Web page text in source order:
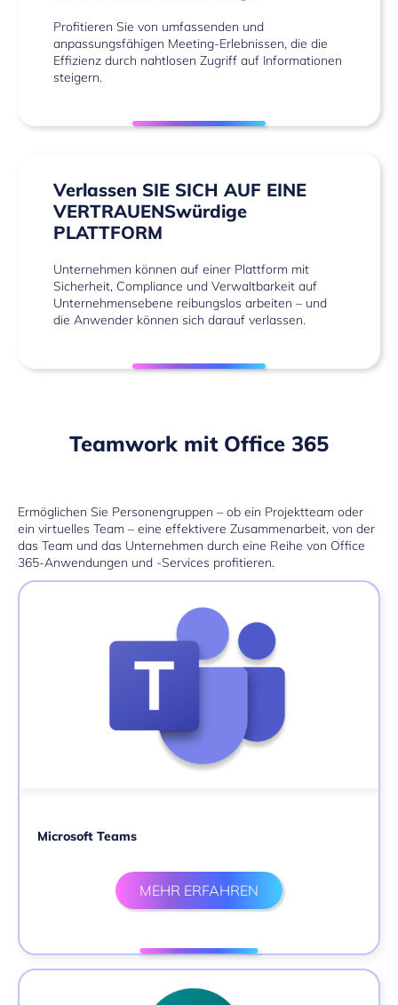
Profitieren Sie von umfassenden und
anpassungsfähigen Meeting-Erlebnissen, die die
Effizienz durch nahtlosen Zugriff auf Informationen
steigern.
Verlassen SIE SICH AUF EINE
VERTRAUENSwürdige
PLATTFORM
Unternehmen können auf einer Plattform mit
Sicherheit, Compliance und Verwaltbarkeit auf
Unternehmensebene reibungslos arbeiten – und
die Anwender können sich darauf verlassen.
Teamwork mit Office 365
Ermöglichen Sie Personengruppen – ob ein Projektteam oder
ein virtuelles Team – eine effektivere Zusammenarbeit, von der
das Team und das Unternehmen durch eine Reihe von Office
365-Anwendungen und -Services profitieren.
Microsoft Teams
MEHR ERFAHREN